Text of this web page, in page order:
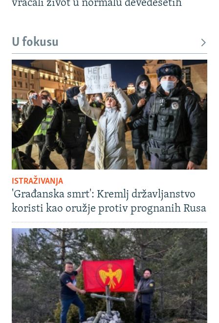
vraćali život u normalu devedesetih
U fokusu
ISTRAŽIVANJA
'Građanska smrt': Kremlj državljanstvo
koristi kao oružje protiv prognanih Rusa